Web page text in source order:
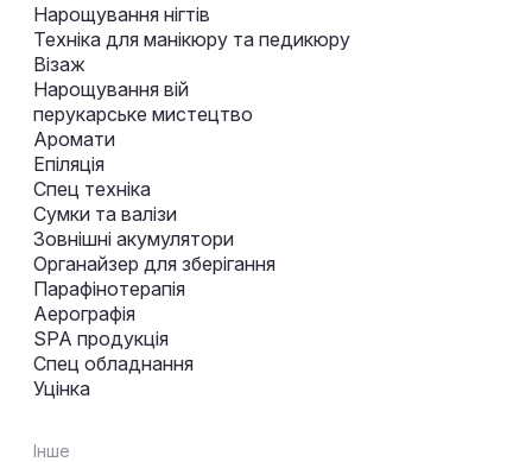
Нарощування нігтів
Техніка для манікюру та педикюру
Візаж
Нарощування вій
перукарське мистецтво
Аромати
Епіляція
Спец техніка
Сумки та валізи
Зовнішні акумулятори
Органайзер для зберігання
Парафінотерапія
Аерографія
SPA продукція
Спец обладнання
Уцінка
Інше